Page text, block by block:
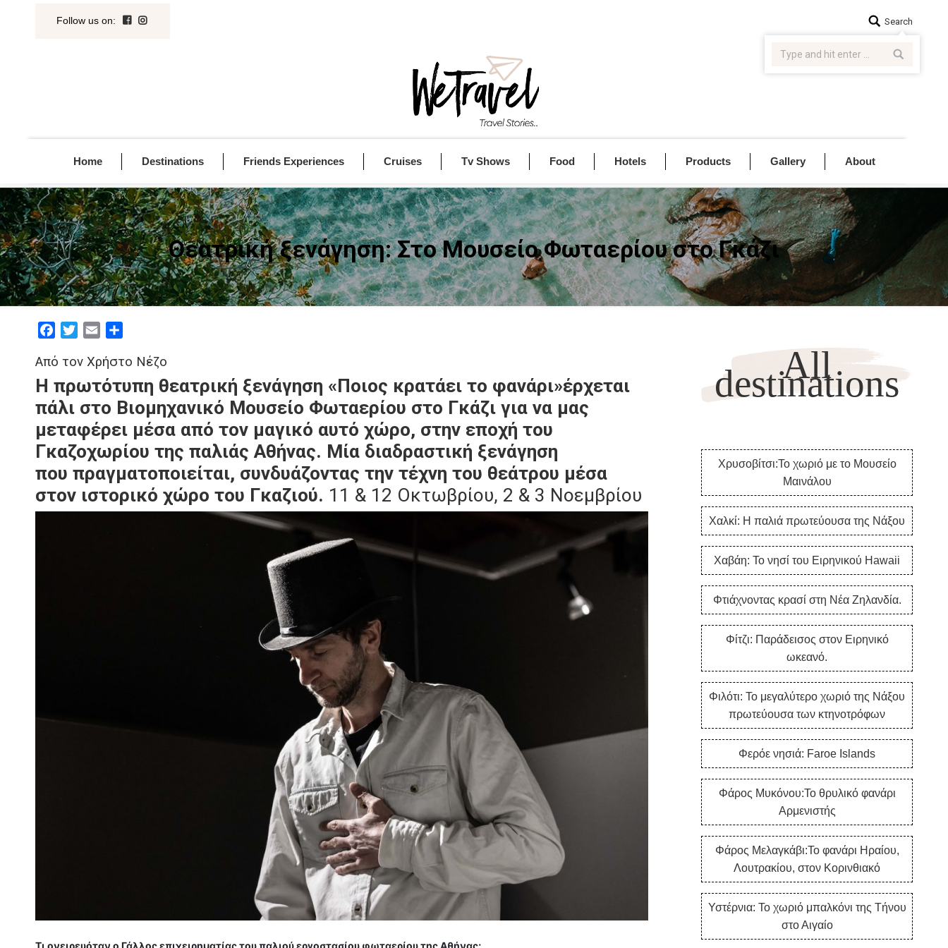
Follow us on: Search:Search
Home Destinations Friends Experiences Cruises Tv Shows Food Hotels Products Gallery About
Θεατρική ξενάγηση: Στο Μουσείο Φωταερίου στο Γκάζι
FacebookTwitterEmail
Από τον Χρήστο Νέζο
Η πρωτότυπη θεατρική ξενάγηση «Ποιος κρατάει το φανάρι»έρχεται
πάλι στο Βιομηχανικό Μουσείο Φωταερίου στο Γκάζι για να μας
μεταφέρει μέσα από τον μαγικό αυτό χώρο, στην εποχή του
Γκαζοχωρίου της παλιάς Αθήνας. Μία διαδραστική ξενάγηση
που πραγματοποιείται, συνδυάζοντας την τέχνη του θεάτρου μέσα
στον ιστορικό χώρο του Γκαζιού. 11 & 12 Οκτωβρίου, 2 & 3 Νοεμβρίου
Τι ονειρευόταν ο Γάλλος επιχειρηματίας του παλιού εργοστασίου φωταερίου της Αθήνας;
All
destinations
Χρυσοβίτσι:Το χωριό με το Μουσείο
Μαινάλου
Χαλκί: Η παλιά πρωτεύουσα της Νάξου
Χαβάη: Το νησί του Ειρηνικού Hawaii
Φτιάχνοντας κρασί στη Νέα Ζηλανδία.
Φίτζι: Παράδεισος στον Ειρηνικό
ωκεανό.
Φιλότι: Το μεγαλύτερο χωριό της Νάξου
πρωτεύουσα των κτηνοτρόφων
Φερόε νησιά: Faroe Islands
Φάρος Μυκόνου:Το θρυλικό φανάρι
Αρμενιστής
Φάρος Μελαγκάβι:Το φανάρι Ηραίου,
Λουτρακίου, στον Κορινθιακό
Υστέρνια: Το χωριό μπαλκόνι της Τήνου
στο Αιγαίο